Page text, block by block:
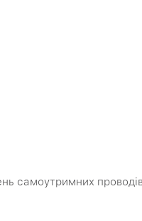
самоутримних